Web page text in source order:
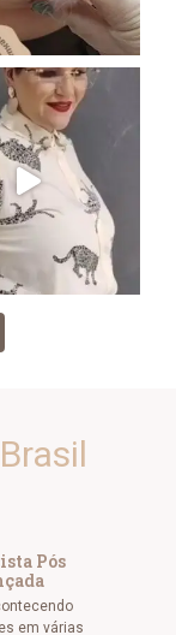
Pós
em várias